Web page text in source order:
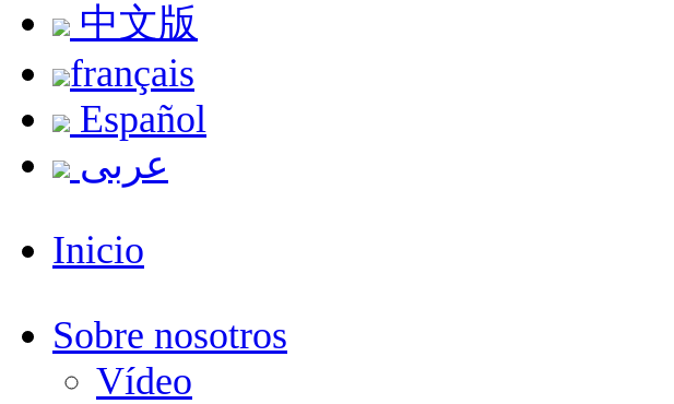
中文版
français
Español
عربى
Inicio
Sobre nosotros
Vídeo